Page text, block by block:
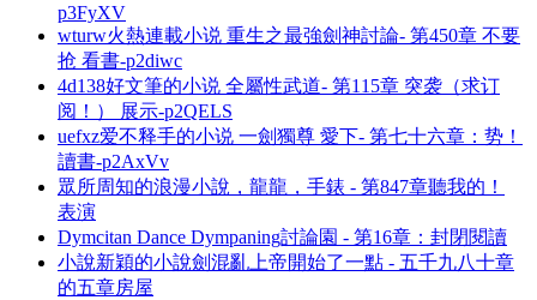
p3FyXV
wturw火熱連載小说 重生之最強劍神討論- 第450章 不要
抢 看書-p2diwc
4d138好文筆的小说 全屬性武道- 第115章 突袭（求订
阅！） 展示-p2QELS
uefxz爱不释手的小说 一劍獨尊 愛下- 第七十六章：势！
讀書-p2AxVv
眾所周知的浪漫小說，龍龍，手錶 - 第847章聽我的！
表演
Dymcitan Dance Dympaning討論園 - 第16章：封閉閱讀
小說新穎的小說劍混亂上帝開始了一點 - 五千九八十章
的五章房屋